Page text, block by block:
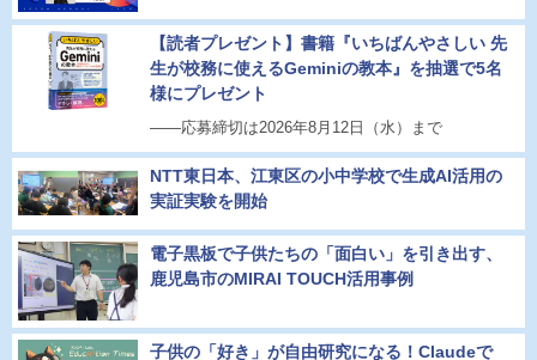
【読者プレゼント】書籍『いちばんやさしい 先
生が校務に使えるGeminiの教本』を抽選で5名
様にプレゼント
――応募締切は2026年8月12日（水）まで
NTT東日本、江東区の小中学校で生成AI活用の
実証実験を開始
電子黒板で子供たちの「面白い」を引き出す、
鹿児島市のMIRAI TOUCH活用事例
子供の「好き」が自由研究になる！Claudeで